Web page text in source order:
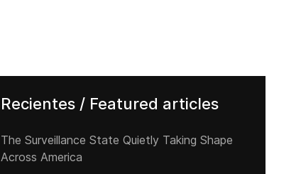
Recientes / Featured articles
The Surveillance State Quietly Taking Shape
Across America